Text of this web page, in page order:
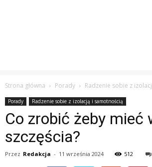
Strona główna Porady Radzenie sobie z
Porady Radzenie sobie z izolacją i samotnością
Co zrobić żeby mieć
szczęścia?
Przez Redakcja - 11 września 2024 512